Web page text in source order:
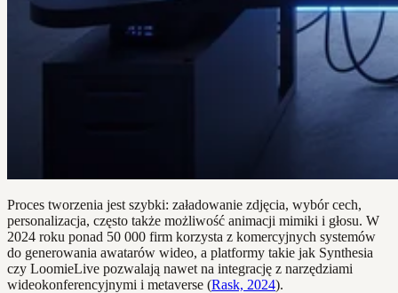
Proces tworzenia jest szybki: załadowanie zdjęcia, wybór cech,
personalizacja, często także możliwość animacji mimiki i głosu. W
2024 roku ponad 50 000 firm korzysta z komercyjnych systemów
do generowania awatarów wideo, a platformy takie jak Synthesia
czy LoomieLive pozwalają nawet na integrację z narzędziami
wideokonferencyjnymi i metaverse (Rask, 2024).